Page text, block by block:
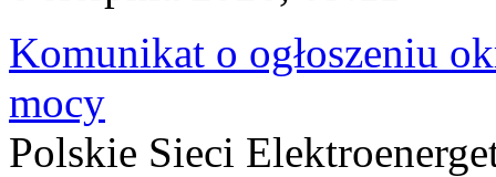
Komunikat o ogłoszeniu
mocy
Polskie Sieci